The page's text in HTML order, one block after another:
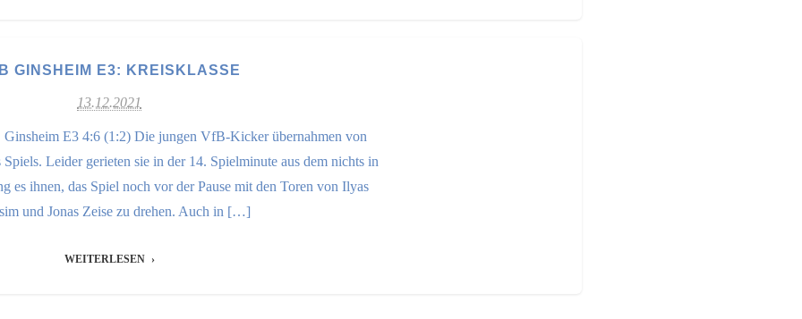
GINSHEIM E3: KREISKLASSE
13.12.2021
E3 4:6 (1:2) Die jungen VfB-Kicker übernahmen von
Leider gerieten sie in der 14. Spielminute aus dem nichts in
es ihnen, das Spiel noch vor der Pause mit den Toren von Ilyas
und Jonas Zeise zu drehen. Auch in […]
WEITERLESEN